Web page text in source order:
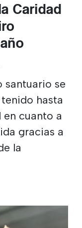
Caridad
santuario se
hasta
cuanto a
gracias a
la